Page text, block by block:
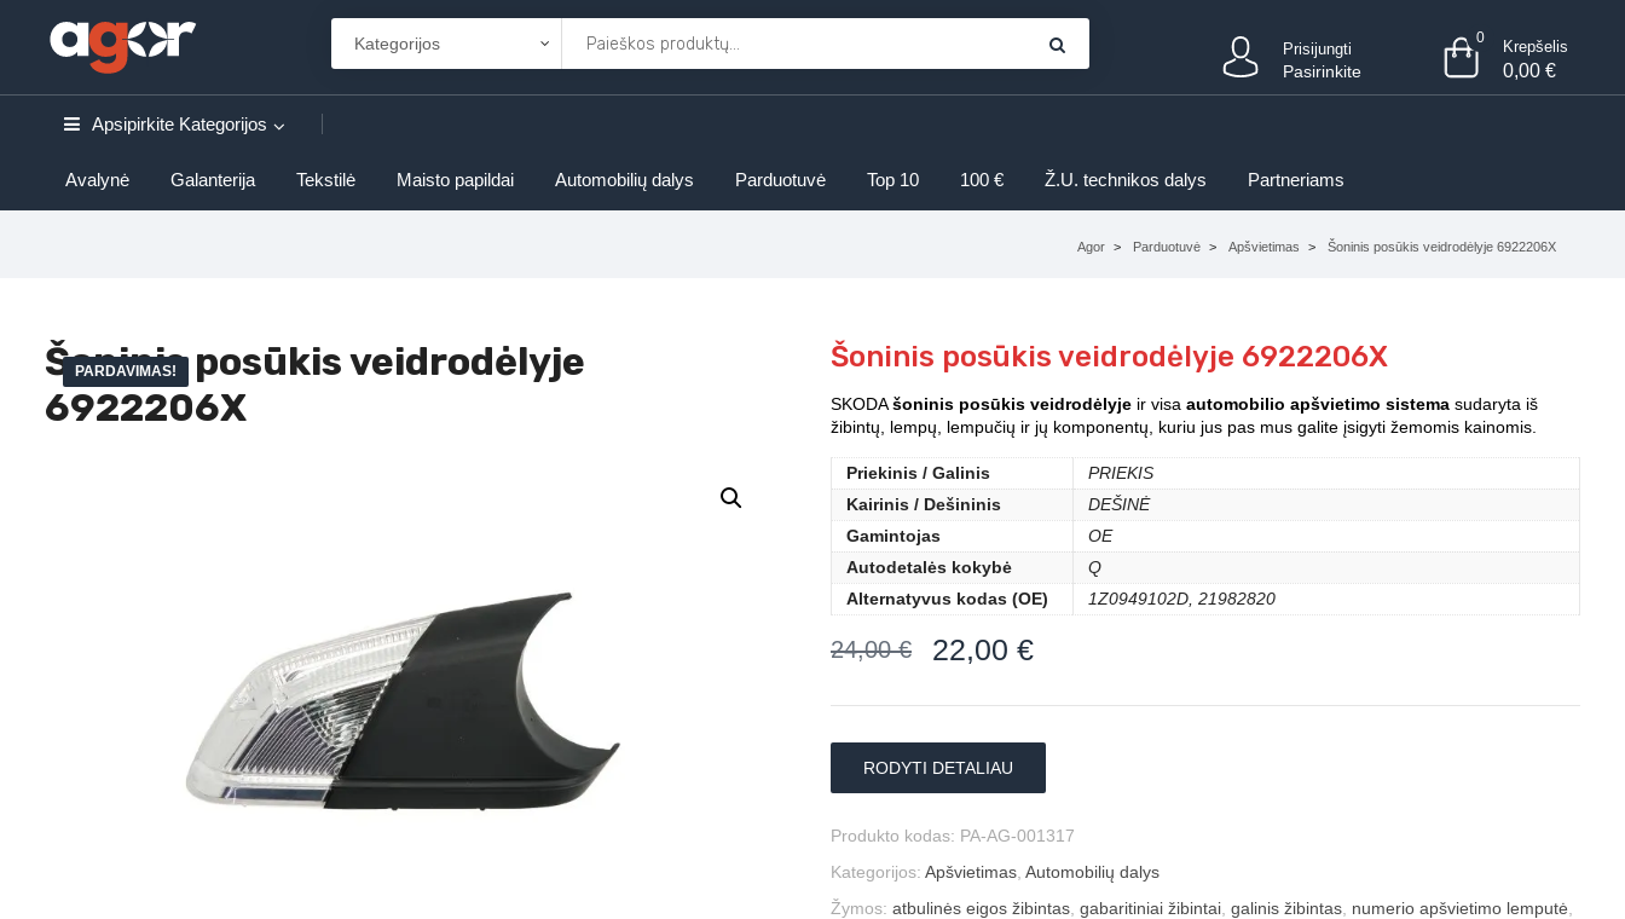
Prisijungti
Pasirinkite
0 Krepšelis
0,00 €
Apsipirkite Kategorijos
Avalynė Galanterija Tekstilė Maisto papildai Automobilių dalys Parduotuvė Top 10 100 € Ž.U. technikos dalys Partneriams
Agor Parduotuvė Apšvietimas Šoninis posūkis veidrodėlyje 6922206X
Šoninis posūkis veidrodėlyje
6922206X
PARDAVIMAS! Šoninis posūkis veidrodėlyje 6922206X
SKODAšoninis posūkis veidrodėlyje ir visa automobilio apšvietimo sistema sudaryta iš
žibintų, lempų, lempučių ir jų komponentų, kuriu jus pas mus galite įsigyti žemomis kainomis.
Priekinis / Galinis
PRIEKIS
Kairinis / Dešininis
DEŠINĖ
Gamintojas
OE
Autodetalės kokybė
Q
Alternatyvus kodas (OE)
1Z0949102D, 21982820
24,00€ 22,00 €
RODYTI DETALIAU
Produkto kodas: PA-AG-001317
Kategorijos: Apšvietimas Automobilių dalys
Žymos: atbulinės eigos žibintas gabaritiniai žibintai galinis žibintas numerio apšvietimo lemputė